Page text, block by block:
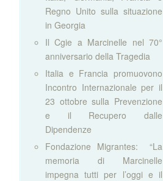
Regno Unito sulla situazione
in Georgia
Il Cgie a Marcinelle nel 70°
anniversario della Tragedia
Italia e Francia promuovono
Incontro Internazionale per il
23 ottobre sulla Prevenzione
e il Recupero dalle
Dipendenze
Fondazione Migrantes: “La
memoria di Marcinelle
impegna tutti per l’oggi e il